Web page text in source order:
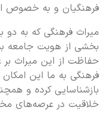
فرهنگیان و به خصوص
میراث فرهنگی که به
بخشی از هویت جامعه
حفاظت از این میراث
فرهنگی به ما این
بازشناسایی کرده و
خلاقیت در عرصه‌های